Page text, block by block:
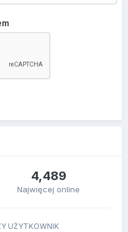
4,489
Najwięcej online
UŻYTKOWNIK